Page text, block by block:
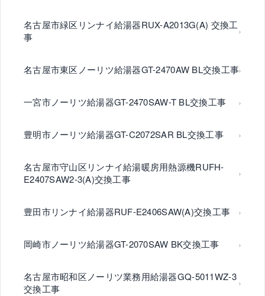
名古屋市緑区リンナイ給湯器RUX-A2013G(A) 交換工
事
名古屋市東区ノーリツ給湯器GT-2470AW BL交換工事
一宮市ノーリツ給湯器GT-2470SAW-T BL交換工事
豊明市ノーリツ給湯器GT-C2072SAR BL交換工事
名古屋市守山区リンナイ給湯暖房用熱源機RUFH-
E2407SAW2-3(A)交換工事
豊田市リンナイ給湯器RUF-E2406SAW(A)交換工事
岡崎市ノーリツ給湯器GT-2070SAW BK交換工事
名古屋市昭和区ノーリツ業務用給湯器GQ-5011WZ-3
交換工事